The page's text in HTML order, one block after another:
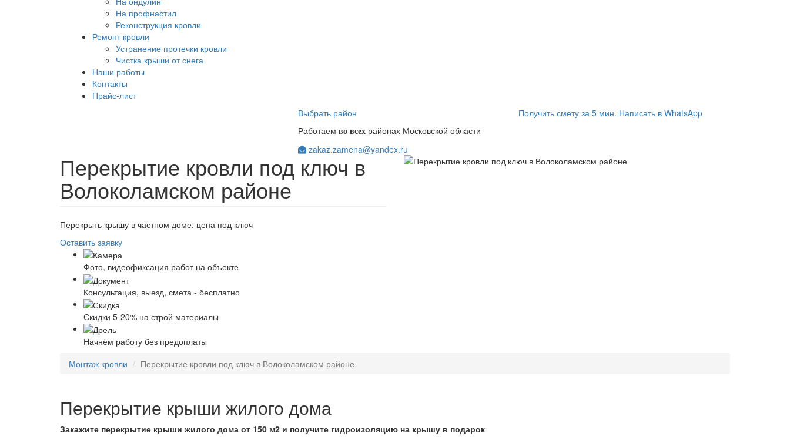
На профнастил
Реконструкция кровли
Ремонт кровли
Устранение протечки кровли
Чистка крыши от снега
Наши работы
Контакты
Прайс-лист
Выбрать район
Работаем во всех районах Московской области
zakaz.zamena@yandex.ru
Получить смету за 5 мин. Написать в WhatsApp
Перекрытие кровли под ключ в
Волоколамском районе
Перекрыть крышу в частном доме, цена под ключ
Оставить заявку
Фото, видеофиксация работ на объекте
Консультация, выезд, смета - бесплатно
Скидки 5-20% на строй материалы
Начнём работу без предоплаты
Монтаж кровли
Перекрытие кровли под ключ в Волоколамском районе
Перекрытие крыши жилого дома
Закажите перекрытие крыши жилого дома от 150 м2 и получите гидроизоляцию на крышу в подарок